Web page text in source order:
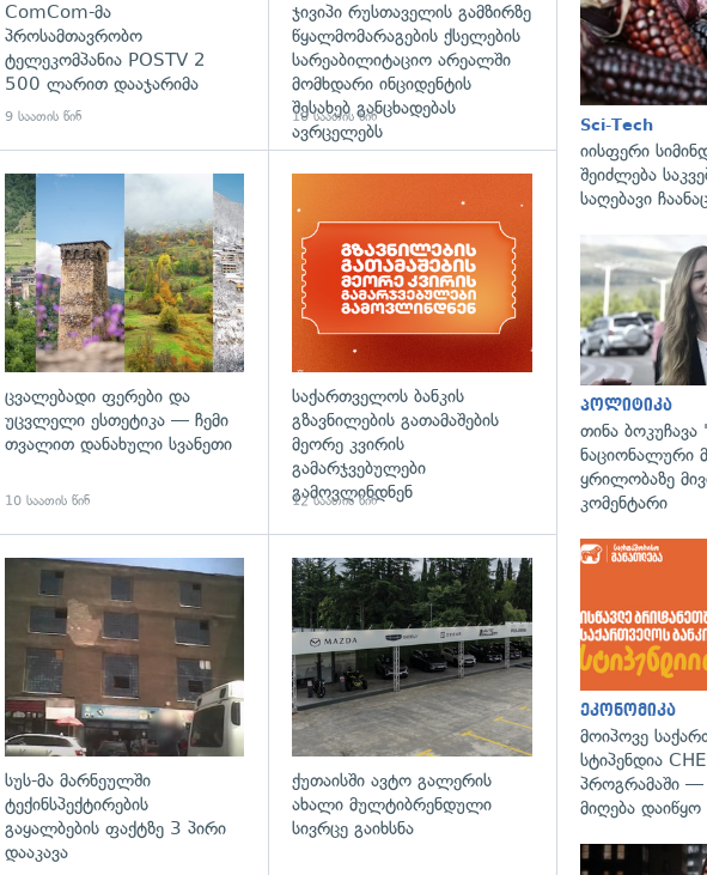
ComCom-მა
პროსამთავრობო
ტელეკომპანია POSTV 2
500 ლარით დააჯარიმა
9 საათის წინ
ჯივიპი რუსთაველის გამზირზე
წყალმომარაგების ქსელების
სარეაბილიტაციო არეალში
მომხდარი ინციდენტის
შესახებ განცხადებას
ავრცელებს
10 საათის წინ
გადახედვა
ცვალებადი ფერები და
უცვლელი ესთეტიკა — ჩემი
თვალით დანახული სვანეთი
10 საათის წინ
საქართველოს ბანკის
გზავნილების გათამაშების
მეორე კვირის
გამარჯვებულები
გამოვლინდნენ
12 საათის წინ
გადახედვა
სუს-მა მარნეულში
ტექინსპექტირების
გაყალბების ფაქტზე 3 პირი
დააკავა
ქუთაისში ავტო გალერის
ახალი მულტიბრენდული
სივრცე გაიხსნა
Sci-Tech
იისფერი
შეიძლება
საღებავი
პოლიტიკა
თინა ბოკუჩავა
ნაციონალური
ყრილობაზე
კომენტარი
ეკონომიკა
მოიპოვე
სტიპენდია
პროგრამაში —
მიღება დაიწყო